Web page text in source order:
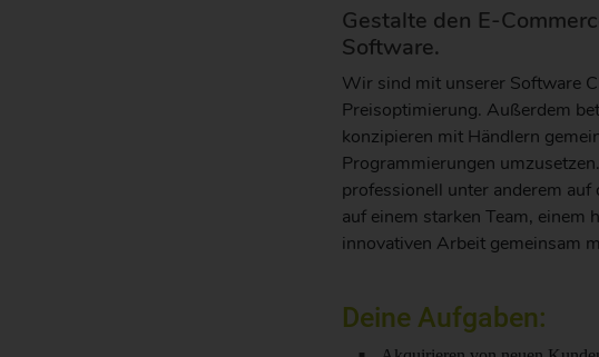
Gestalte den E-
Software.
Wir sind mit unserer Software
Preisoptimierung. Außerdem
konzipieren mit Händlern
Programmierungen
professionell unter anderem
auf einem starken Team,
innovativen Arbeit gemeinsam
Deine Aufgaben: